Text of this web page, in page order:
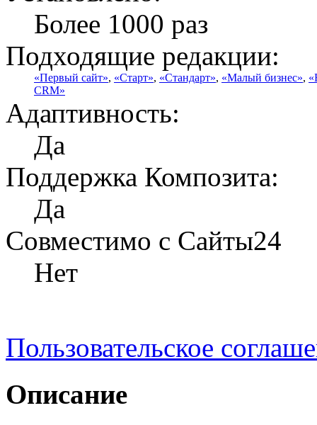
Более 1000 раз
Подходящие редакции:
«Первый сайт», «Старт», «Стандарт», «Малый бизнес»,
CRM»
Адаптивность:
Да
Поддержка Композита:
Да
Совместимо с Сайты24
Нет
Пользовательское
Описание